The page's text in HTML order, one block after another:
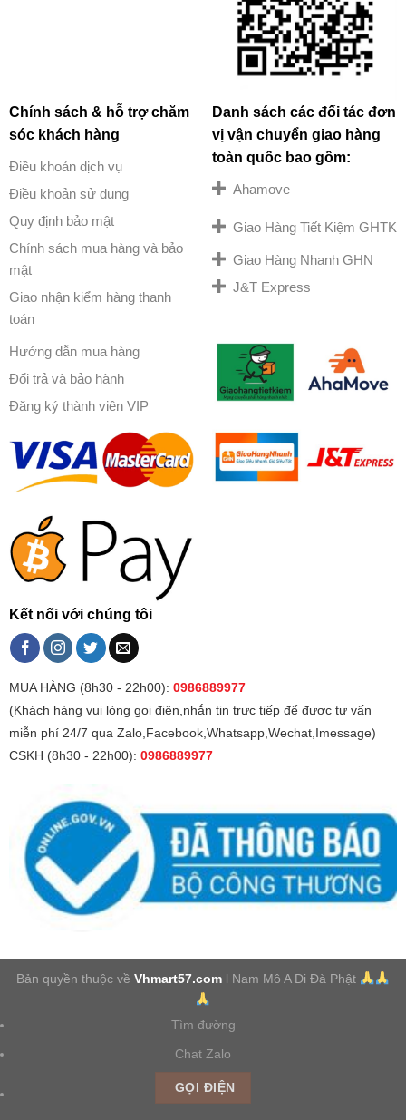
Chính sách & hỗ trợ chăm
sóc khách hàng
Điều khoản dịch vụ
Điều khoản sử dụng
Quy định bảo mật
Chính sách mua hàng và bảo
mật
Giao nhận kiểm hàng thanh
toán
Hướng dẫn mua hàng
Đổi trả và bảo hành
Đăng ký thành viên VIP
Danh sách các đối tác đơn
vị vận chuyển giao hàng
toàn quốc bao gồm:
Ahamove
Giao Hàng Tiết Kiệm GHTK
Giao Hàng Nhanh GHN
J&T Express
Kết nối với chúng tôi
MUA HÀNG (8h30 - 22h00): 0986889977
(Khách hàng vui lòng gọi điện,nhắn tin trực tiếp để được tư vấn
miễn phí 24/7 qua Zalo,Facebook,Whatsapp,Wechat,Imessage)
CSKH (8h30 - 22h00): 0986889977
Bản quyền thuộc vềVhmart57.com l Nam Mô A Di Đà Phật
Tìm đường
Chat Zalo
GỌI ĐIỆN